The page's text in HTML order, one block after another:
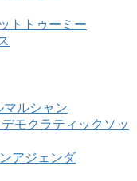
トトゥーミー
ルシャン
モクラティックソッ
アジェンダ